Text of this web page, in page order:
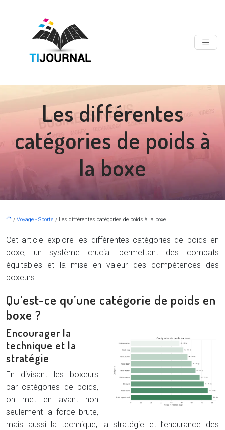
Les différentes
catégories de poids à
la boxe
/ Voyage - Sports / Les différentes catégories de poids à la boxe
Cet article explore les différentes catégories de poids en
boxe, un système crucial permettant des combats
équitables et la mise en valeur des compétences des
boxeurs.
Qu’est-ce qu’une catégorie de poids en
boxe ?
Encourager la
technique et la
stratégie
En divisant les boxeurs
par catégories de poids,
on met en avant non
seulement la force brute,
mais aussi la technique, la stratégie et l’endurance des